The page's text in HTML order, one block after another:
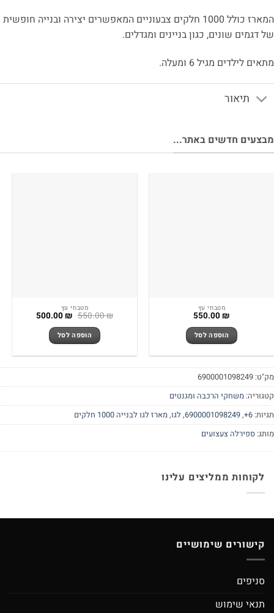
המארז כולל 1000 חלקים צבעוניים המאפשרים יצירה ובנייה חופשית
דגמים שונים, כגון בניינים ומגדלים.
לילדים מגיל 6 ומעלה.
תיאור
חדשים באתר...
מטבחי עץ
550.00₪
הוספה לסל
מטבחי עץ
550.00₪ המחיר
היה:
550.00 ₪.
500.00₪ המחיר
הוספה לסל
6900001098249
משחקי הרכבה ומגנטים
6+
,
6900001098249
,לגו,מארז לגו לבנייה 1000 חלקים
ספירלה צעצועים
לקוחות ממליצים עלינו
קישורים שימושיים
סניפים
תנאי שימוש